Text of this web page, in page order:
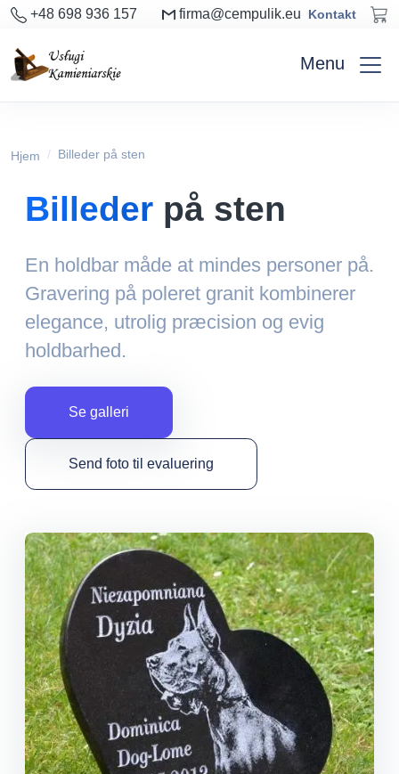
+48 698 936 157 firma@cempulik.eu Kontakt
Menu
Hjem Billeder på sten
Billeder på sten
En holdbar måde at mindes personer på.
Gravering på poleret granit kombinerer
elegance, utrolig præcision og evig
holdbarhed.
Se galleri
Send foto til evaluering